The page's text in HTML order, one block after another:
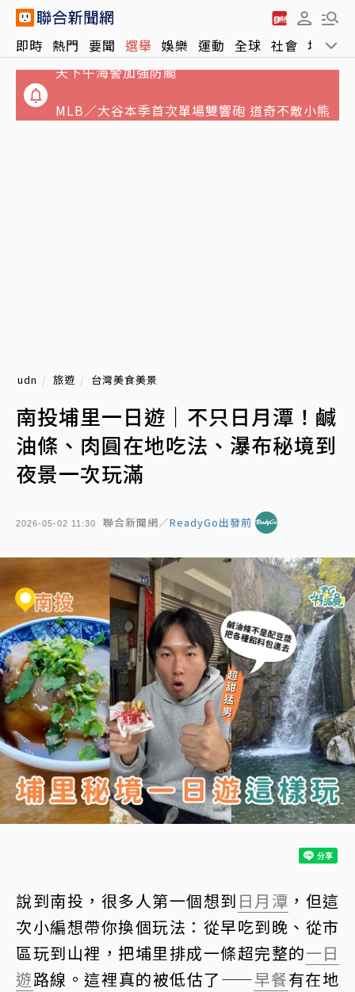
即時 熱門 要聞 選舉 娛樂 運動 全球 社會 地方
天下午海警加強防颱
MLB／大谷本季首次單場雙響砲 道奇不敵小熊
慘吞今年最長6連敗
udn 旅遊 台灣美食美景
南投埔里一日遊｜不只日月潭！鹹
油條、肉圓在地吃法、瀑布秘境到
夜景一次玩滿
2026-05-02 11:30 聯合新聞網／ReadyGo出發前
說到南投，很多人第一個想到 日月潭 ，但這
次小編想帶你換個玩法：從早吃到晚、從市
區玩到山裡，把埔里排成一條超完整的一日
遊路線。這裡真的被低估了——早餐有在地